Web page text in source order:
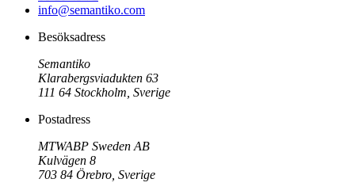
info@semantiko.com
Besöksadress
Semantiko
Klarabergsviadukten 63
111 64 Stockholm Sverige
Postadress
MTWABP Sweden AB
Kulvägen 8
703 84 Örebro Sverige